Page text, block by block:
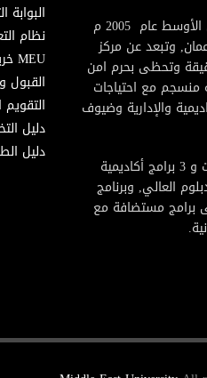
تأسست جامعة الشرق الأوسط عام 2005 م
وتبعد عن مركز
ما يقرب 15 دقيقة وتحظى بحرم امن
منسجم مع احتياجات
والإدارية وضيوف
وتضم الجامعة 9 كليات و 3 برامج أكاديمية
العالي, وبرنامج
برامج مستضافة مع
البوابة
نظام
MEU خريطة
القبول
دليل
دليل